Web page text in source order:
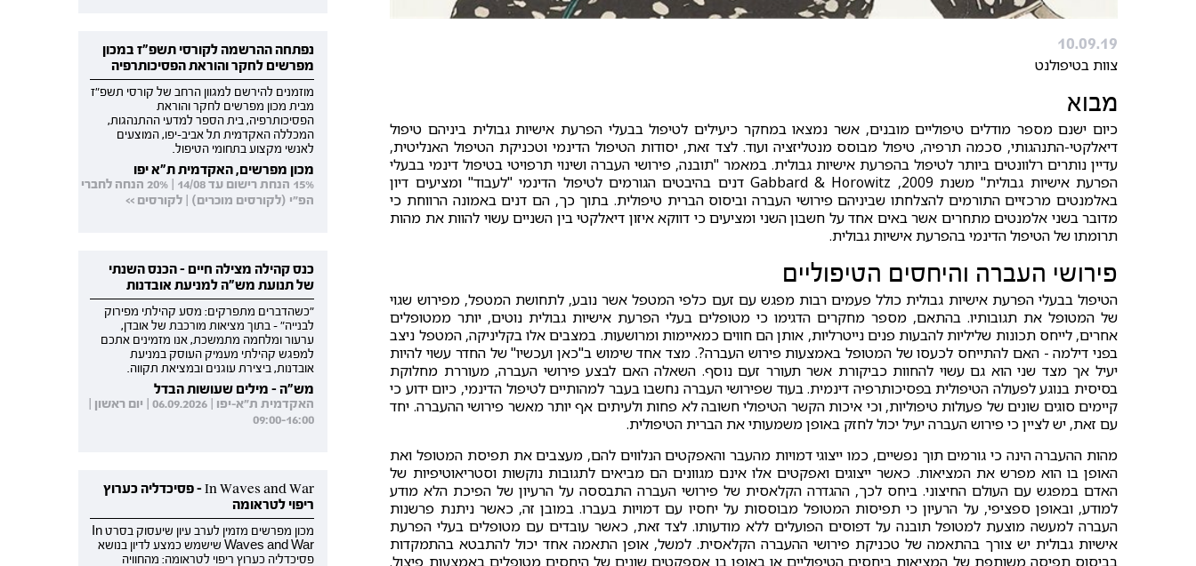
10.09.19
צוות בטיפולנט
מבוא
כיום ישנם מספר מודלים טיפוליים מובנים, אשר נמצאו במחקר כיעילים לטיפול בבעלי הפרעת אישיות גבולית ביניהם טיפול
דיאלקטי-התנהגותי, סכמה תרפיה, טיפול מבוסס מנטליזציה ועוד. לצד זאת, יסודות הטיפול הדינמי וטכניקת הטיפול האנליטית,
עדיין נותרים רלוונטים ביותר לטיפול בהפרעת אישיות גבולית. במאמר "תובנה, פירושי העברה ושינוי תרפויטי בטיפול דינמי בבעלי
הפרעת אישיות גבולית" משנת 2009, Gabbard & Horowitz דנים בהיבטים הגורמים לטיפול הדינמי "לעבוד" ומציעים דיון
באלמנטים מרכזיים התורמים להצלחתו שביניהם פירושי העברה וביסוס הברית טיפולית. בתוך כך, הם דנים באמונה הרווחת כי
מדובר בשני אלמנטים מתחרים אשר באים אחד על חשבון השני ומציעים כי דווקא איזון דיאלקטי בין השניים עשוי להוות את מהות
תרומתו של הטיפול הדינמי בהפרעת אישיות גבולית.
פירושי העברה והיחסים הטיפוליים
הטיפול בבעלי הפרעת אישיות גבולית כולל פעמים רבות מפגש עם זעם כלפי המטפל אשר נובע, לתחושת המטפל, מפירוש שגוי
של המטופל את תגובותיו. בהתאם, מספר מחקרים הדגימו כי מטופלים בעלי הפרעת אישיות גבולית נוטים, יותר ממטופלים
אחרים, לייחס תכונות שליליות להבעות פנים נייטרליות, אותן הם חווים כמאיימות ומרושעות. במצבים אלו בקליניקה, המטפל ניצב
בפני דילמה - האם להתייחס לכעסו של המטופל באמצעות פירוש העברה?. מצד אחד שימוש ב"כאן ועכשיו" של החדר עשוי להיות
יעיל אך מצד שני הוא גם עשוי להחוות כביקורת אשר תעורר זעם נוסף. השאלה האם לבצע פירושי העברה, מעוררת מחלוקת
בסיסית בנוגע לפעולה הטיפולית בפסיכותרפיה דינמית. בעוד שפירושי העברה נחשבו בעבר למהותיים לטיפול הדינמי, כיום ידוע כי
קיימים סוגים שונים של פעולות טיפוליות, וכי איכות הקשר הטיפולי חשובה לא פחות ולעיתים אף יותר מאשר פירושי ההעברה. יחד
עם זאת, יש לציין כי פירוש העברה יעיל יכול לחזק באופן משמעותי את הברית הטיפולית.
מהות ההעברה הינה כי גורמים תוך נפשיים, כמו ייצוגי דמויות מהעבר והאפקטים הנלווים להם, מעצבים את תפיסת המטופל ואת
האופן בו הוא מפרש את המציאות. כאשר ייצוגים ואפקטים אלו אינם מגוונים הם מביאים לתגובות נוקשות וסטריאוטיפיות של
האדם במפגש עם העולם החיצוני. ביחס לכך, ההגדרה הקלאסית של פירושי העברה התבססה על הרעיון של הפיכת הלא מודע
למודע, ובאופן ספציפי, על הרעיון כי תפיסות המטופל מבוססות על יחסיו עם דמויות בעברו. במובן זה, כאשר ניתנת פרשנות
העברה למעשה מוצעת למטופל תובנה על דפוסים הפועלים ללא מודעותו. לצד זאת, כאשר עובדים עם מטופלים בעלי הפרעת
אישיות גבולית יש צורך בהתאמה של טכניקת פירושי ההעברה הקלאסית. למשל, אופן התאמה אחד יכול להתבטא בהתמקדות
בביסוס תפיסה משותפת של המציאות ביחסים הטיפוליים או באופן בו אספקטים שונים של היחסים מטופלים באמצעות פיצול.
נפתחה ההרשמה לקורסי תשפ"ז במכון
מפרשים לחקר והוראת הפסיכותרפיה
מוזמנים להירשם למגוון הרחב של קורסי תשפ"ז
מבית מכון מפרשים לחקר והוראת
הפסיכותרפיה, בית הספר למדעי ההתנהגות,
המכללה האקדמית תל אביב-יפו, המוצעים
לאנשי מקצוע בתחומי הטיפול.
מכון מפרשים, האקדמית ת"א יפו
15% הנחת רישום עד 14/08 | 20% הנחה לחברי
הפ"י (לקורסים מוכרים) | לקורסים >>
כנס קהילה מצילה חיים - הכנס השנתי
של תנועת מש"ה למניעת אובדנות
"כשהדברים מתפרקים: מסע קהילתי מפירוק
לבנייה" - בתוך מציאות מורכבת של אובדן,
ערעור ומלחמה מתמשכת, אנו מזמינים אתכם
למפגש קהילתי מעמיק העוסק במניעת
אובדנות, ביצירת עוגנים ובמציאת תקווה.
מש"ה - מילים שעושות הבדל
האקדמית ת"א-יפו | 06.09.2026 | יום ראשון |
09:00-16:00
In Waves and War - פסיכדליה כערוץ
ריפוי לטראומה
מכון מפרשים מזמין לערב עיון שיעסוק בסרט In
Waves and War שישמש כמצע לדיון בנושא
פסיכדליה כערוץ ריפוי לטראומה: מהחוויה